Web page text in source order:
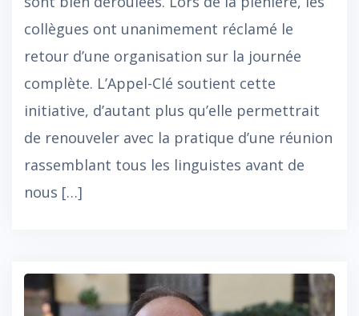
collègues ont unanimement réclamé le
retour d’une organisation sur la journée
complète. L’Appel-Clé soutient cette
initiative, d’autant plus qu’elle permettrait
de renouveler avec la pratique d’une réunion
rassemblant tous les linguistes avant de
nous […]